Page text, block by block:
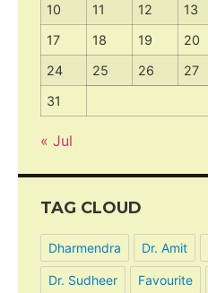
10
11 12 13
17
18 19 20
24
25 26 27
31
« Jul
TAG CLOUD
Dharmendra Dr. Amit
Dr. Sudheer Favourite